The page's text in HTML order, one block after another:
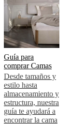
tiendaAcerca
de
BoConceptValores
social
corporativa
historiaSala
de
prensaArtesanía
y
calidadConoce
a
nuestros
diseñadoresPersonalización
and
Guía para
comprar Camas
Desde tamaños y
estilo hasta
almacenamiento y
estructura, nuestra
guía te ayudará a
encontrar la cama